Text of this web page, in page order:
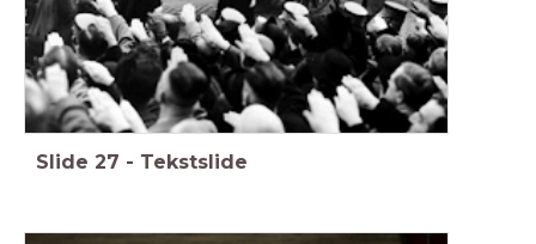
Slide 27 - Tekstslide